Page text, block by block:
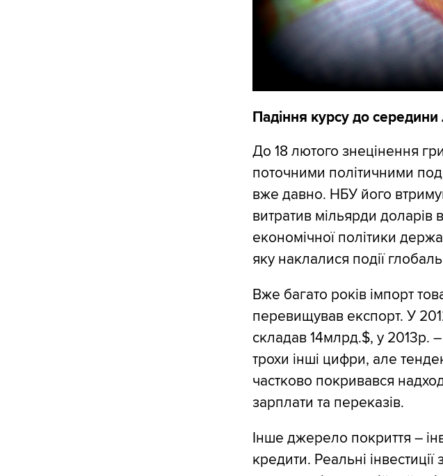
Падіння курсу до
До 18 лютого знецінення
поточними політичними
вже давно. НБУ його
витратив мільярди доларів
економічної політики
яку наклалися події
Вже багато років імпорт
перевищував експорт. У
складав 14млрд.$, у 2013р.
трохи інші цифри, але
частково покривався
зарплати та переказів.
Інше джерело покриття –
кредити. Реальні